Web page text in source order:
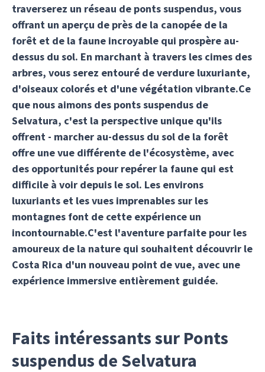
traverserez un réseau de ponts suspendus, vous
offrant un aperçu de près de la canopée de la
forêt et de la faune incroyable qui prospère au-
dessus du sol. En marchant à travers les cimes des
arbres, vous serez entouré de verdure luxuriante,
d'oiseaux colorés et d'une végétation vibrante.Ce
que nous aimons des ponts suspendus de
Selvatura, c'est la perspective unique qu'ils
offrent - marcher au-dessus du sol de la forêt
offre une vue différente de l'écosystème, avec
des opportunités pour repérer la faune qui est
difficile à voir depuis le sol. Les environs
luxuriants et les vues imprenables sur les
montagnes font de cette expérience un
incontournable.C'est l'aventure parfaite pour les
amoureux de la nature qui souhaitent découvrir le
Costa Rica d'un nouveau point de vue, avec une
expérience immersive entièrement guidée.
Faits intéressants sur Ponts
suspendus de Selvatura